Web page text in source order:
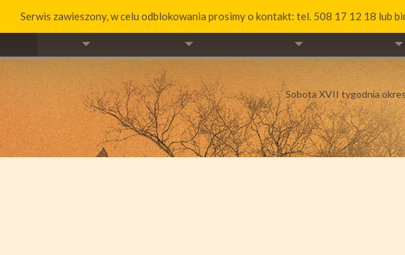
Sobota XVII tygodnia
Serwis zawieszony, w celu odblokowania prosimy o kontakt: tel. 508 17 12 18 lub